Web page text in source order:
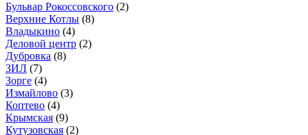
Бульвар Рокоссовского (2)
Верхние Котлы (8)
Владыкино (4)
Деловой центр (2)
Дубровка (8)
ЗИЛ (7)
Зорге (4)
Измайлово (3)
Коптево (4)
Крымская (9)
Кутузовская (2)